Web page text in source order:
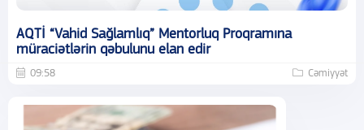
AQTİ “Vahid Sağlamlıq” Mentorluq Proqramına
müraciətlərin qəbulunu elan edir
09:58 Cəmiyyət